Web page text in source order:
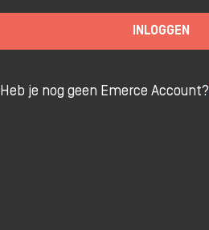
INLOGGEN
Heb je nog geen Emerce Account?